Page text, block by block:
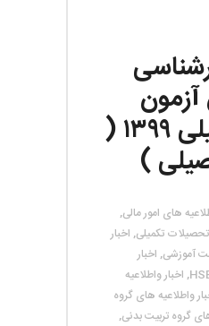
سال تحصیلی ۱۳۹۹ (
)
های امور مالی,
تحصیلات تکمیلی, اخبار
آموزشی, اخبار
, اخبار واطلاعیه
واطلاعیه های گروه
گروه تربیت بدنی,